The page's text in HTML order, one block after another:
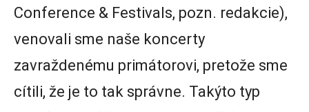
Conference & Festivals, pozn. redakcie),
venovali sme naše koncerty
zavraždenému primátorovi, pretože sme
cítili, že je to tak správne. Takýto typ